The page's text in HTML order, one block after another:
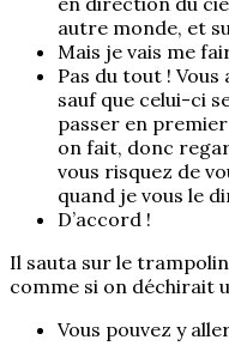
autre monde, et
Mais je vais me
Pas du tout !
sauf que celui-ci
passer en
on fait, donc
vous risquez de
quand je vous le
D’accord !
Il sauta sur le
comme si on déchirait
Vous pouvez y